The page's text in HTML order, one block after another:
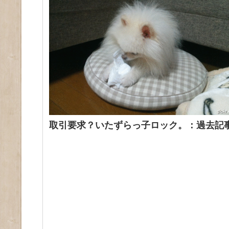
取引要求？いたずらっ子ロック。：過去記